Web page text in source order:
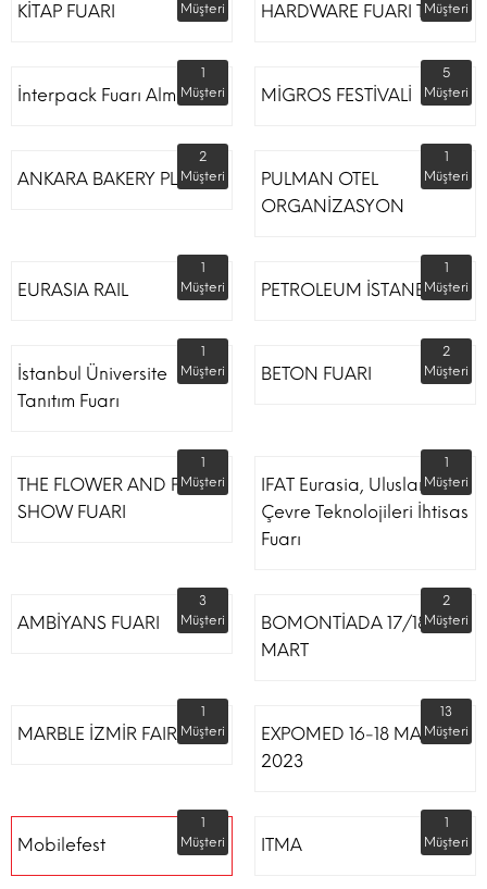
KİTAP FUARI
Müşteri
HARDWARE FUARI TÜYAP
Müşteri
İnterpack Fuarı Almanya
1
Müşteri
MİGROS FESTİVALİ
5
Müşteri
ANKARA BAKERY PLUS
2
Müşteri
PULMAN OTEL
ORGANİZASYON
1
Müşteri
EURASIA RAIL
1
Müşteri
PETROLEUM İSTANBUL
1
Müşteri
İstanbul Üniversite
Tanıtım Fuarı
1
Müşteri
BETON FUARI
2
Müşteri
THE FLOWER AND PLANT
SHOW FUARI
1
Müşteri
IFAT Eurasia, Uluslararası
Çevre Teknolojileri İhtisas
Fuarı
1
Müşteri
AMBİYANS FUARI
3
Müşteri
BOMONTİADA 17/18
MART
2
Müşteri
MARBLE İZMİR FAIR
1
Müşteri
EXPOMED 16-18 MART
2023
13
Müşteri
Mobilefest
1
Müşteri
ITMA
1
Müşteri